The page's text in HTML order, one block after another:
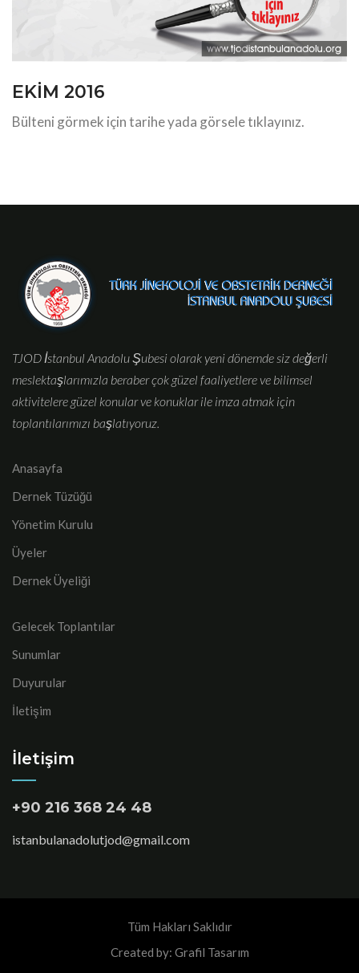
EKİM 2016
Bülteni görmek için tarihe yada görsele tıklayınız.
TJOD İstanbul Anadolu Şubesi olarak yeni dönemde siz değerli
meslektaşlarımızla beraber çok güzel faaliyetlere ve bilimsel
aktivitelere güzel konular ve konuklar ile imza atmak için
toplantılarımızı başlatıyoruz.
Anasayfa
Dernek Tüzüğü
Yönetim Kurulu
Üyeler
Dernek Üyeliği
Gelecek Toplantılar
Sunumlar
Duyurular
İletişim
İletişim
+90 216 368 24 48
istanbulanadolutjod@gmail.com
Tüm Hakları Saklıdır
Created by: Grafil Tasarım